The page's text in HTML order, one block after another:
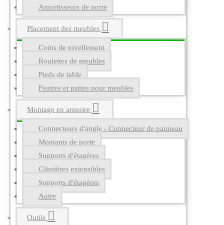
Amortisseurs de porte
Placement des meubles
Coins de nivellement
Roulettes de meubles
Pieds de table
Feutres et patins pour meubles
Montage en armoire
Connecteurs d'angle - Connecteur de panneau
Montants de porte
Supports d'étagères
Glissières extensibles
Supports d'étagères
Autre
Outils